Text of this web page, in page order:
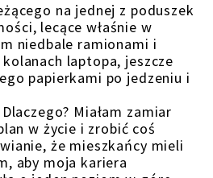
na jednej z poduszek
lecące właśnie w
niedbale ramionami i
kolanach laptopa, jeszcze
papierkami po jedzeniu i
Miałam zamiar
w życie i zrobić coś
że mieszkańcy mieli
aby moja kariera